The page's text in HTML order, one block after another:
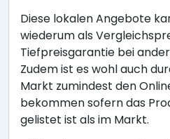
Diese lokalen Angebote
wiederum als
Tiefpreisgarantie bei
Zudem ist es wohl auch
Markt zumindest den
bekommen sofern das
gelistet ist als im Markt.